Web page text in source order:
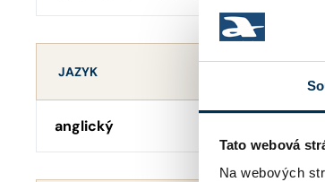
Tato webová
Na webových
JAZYK
anglický